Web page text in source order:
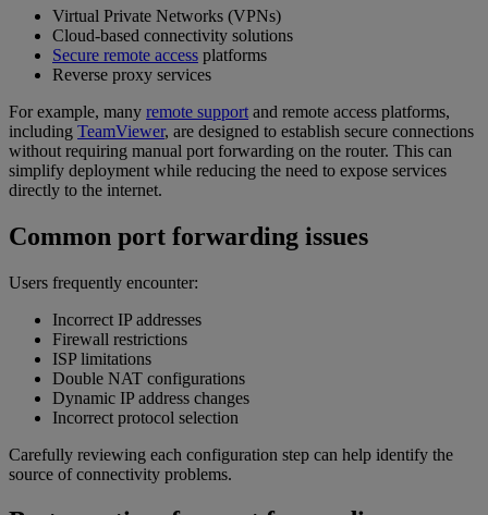
Virtual Private Networks (VPNs)
Cloud-based connectivity solutions
Secure remote access platforms
Reverse proxy services
For example, many remote support and remote access platforms,
including TeamViewer, are designed to establish secure connections
without requiring manual port forwarding on the router. This can
simplify deployment while reducing the need to expose services
directly to the internet.
Common port forwarding issues
Users frequently encounter:
Incorrect IP addresses
Firewall restrictions
ISP limitations
Double NAT configurations
Dynamic IP address changes
Incorrect protocol selection
Carefully reviewing each configuration step can help identify the
source of connectivity problems.